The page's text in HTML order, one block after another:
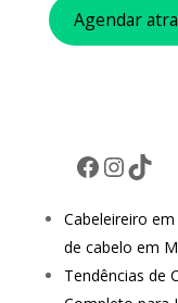
Agendar
Facebook
Cabeleireiro
de cabelo em
Tendências de